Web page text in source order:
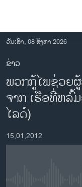
ເຂົ້າ
ຫາ
ຂ້າມ
ຂ້າມ
ຂ້າມ
ໄປ
ຫາ
ຊອກ
ຄົ້ນ
ອາເມຣິກາ
ການເລືອກຕັ້ງ ປະທານາ
ໂລກ
ວັນເສົາ, 08 ສິງຫາ 2026
ຂ່າວ
ພວກກູ້ໄພຊ່ວຍ
ຈາກ ເຮືອທີ່ຫລົ້
ໄລດ໌)
15,01,2012